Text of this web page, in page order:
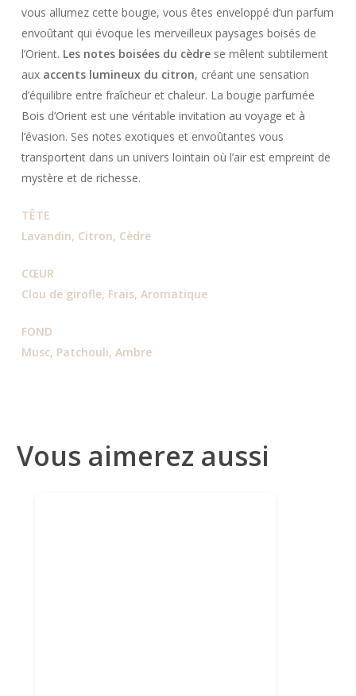
vous allumez cette bougie, vous êtes enveloppé d’un parfum
envoûtant qui évoque les merveilleux paysages boisés de
l’Orient. Les notes boisées du cèdre se mêlent subtilement
aux accents lumineux du citron, créant une sensation
d’équilibre entre fraîcheur et chaleur. La bougie parfumée
Bois d’Orient est une véritable invitation au voyage et à
l’évasion. Ses notes exotiques et envoûtantes vous
transportent dans un univers lointain où l’air est empreint de
mystère et de richesse.
TÊTE
Lavandin, Citron, Cèdre
CŒUR
Clou de girofle, Frais, Aromatique
FOND
Musc, Patchouli, Ambre
Vous aimerez aussi